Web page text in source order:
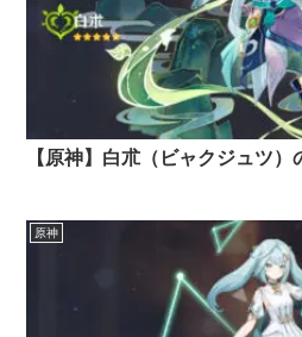
【原神】白朮（ビャクジュツ
原神